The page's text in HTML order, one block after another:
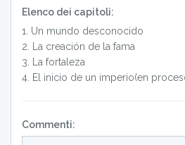
Elenco dei capitoli:
1
Un mundo desconocido
2
La creación de la fama
3
La fortaleza
4 El inicio de un imperio(en
Commenti: